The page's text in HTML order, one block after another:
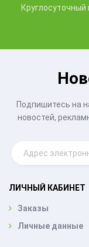
Круглосуточный
Подпишитесь на
новостей,
ЛИЧНЫЙ КАБИНЕТ
Заказы
Личные данные